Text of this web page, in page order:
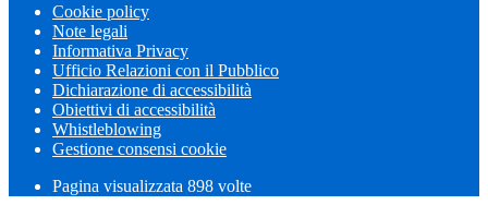
Cookie policy
Note legali
Informativa Privacy
Ufficio Relazioni con il Pubblico
Dichiarazione di accessibilità
Obiettivi di accessibilità
Whistleblowing
Gestione consensi cookie
Pagina visualizzata 898 volte